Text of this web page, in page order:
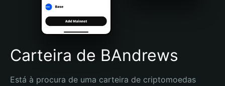
Português (Brasil)
Español (Argentina)
Carteira de BAndrews
Está à procura de uma carteira de criptomoedas